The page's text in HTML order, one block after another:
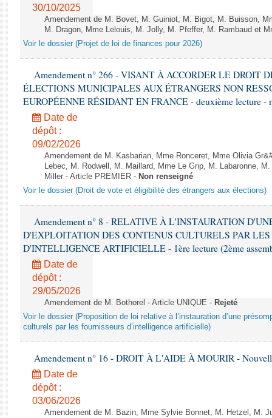
Dossiers législatifs
Budget et sécurité sociale
Questions écrites et orales
Comptes rendus des débats
30/10/2025
Amendement de M. Bovet, M. Guiniot, M. Bigot, M. Buisson,
M. Dragon, Mme Lelouis, M. Jolly, M. Pfeffer, M. Rambaud et
Voir le dossier (Projet de loi de finances pour 2026)
Amendement n° 266 - VISANT À ACCORDER LE DROIT
ÉLECTIONS MUNICIPALES AUX ÉTRANGERS NON
EUROPÉENNE RÉSIDANT EN FRANCE - deuxième lecture -
Date de
dépôt :
09/02/2026
Amendement de M. Kasbarian, Mme Ronceret, Mme Olivia
Lebec, M. Rodwell, M. Maillard, Mme Le Grip, M. Labaronne,
Miller - Article PREMIER - Non renseigné
Voir le dossier (Droit de vote et éligibilité des étrangers aux élections)
Amendement n° 8 - RELATIVE À L'INSTAURATION
D'EXPLOITATION DES CONTENUS CULTURELS PAR LES
D'INTELLIGENCE ARTIFICIELLE - 1ère lecture (2ème
Date de
dépôt :
29/05/2026
Amendement de M. Bothorel - Article UNIQUE - Rejeté
Voir le dossier (Proposition de loi relative à l’instauration d’une
culturels par les fournisseurs d’intelligence artificielle)
Amendement n° 16 - DROIT À L'AIDE À MOURIR -
Date de
dépôt :
03/06/2026
Amendement de M. Bazin, Mme Sylvie Bonnet, M. Hetzel, M.